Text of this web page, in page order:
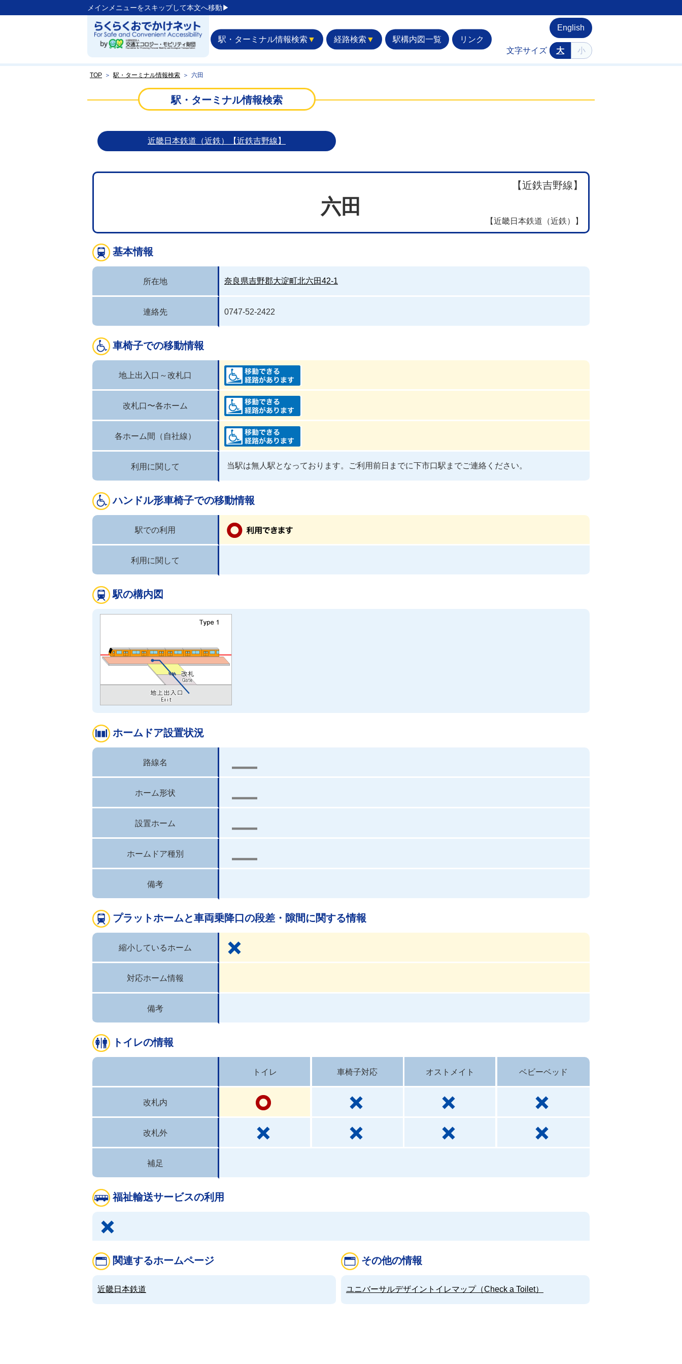
メインメニューをスキップして本文へ移動▶︎
駅・ターミナル情報検索 ▼ 経路検索 ▼ 駅構内図一覧 リンク
English
文字サイズ 大 小
TOP ＞ 駅・ターミナル情報検索 ＞ 六田
駅・ターミナル情報検索
近畿日本鉄道（近鉄）【近鉄吉野線】
【近鉄吉野線】
六田
【近畿日本鉄道（近鉄）】
基本情報
所在地 奈良県吉野郡大淀町北六田42-1
連絡先 0747-52-2422
車椅子での移動情報
地上出入口～改札口
改札口〜各ホーム
各ホーム間（自社線）
利用に関して 当駅は無人駅となっております。ご利用前日までに下市口駅までご連絡ください。
ハンドル形車椅子での移動情報
駅での利用
利用に関して
駅の構内図
ホームドア設置状況
路線名
ホーム形状
設置ホーム
ホームドア種別
備考
プラットホームと車両乗降口の段差・隙間に関する情報
縮小しているホーム
対応ホーム情報
備考
トイレの情報
改札内
改札外
トイレ 車椅子対応 オストメイト ベビーベッド
補足
福祉輸送サービスの利用
関連するホームページ
近畿日本鉄道
その他の情報
ユニバーサルデザイントイレマップ（Check a Toilet）